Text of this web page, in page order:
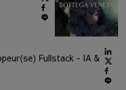
Fullstack - IA &